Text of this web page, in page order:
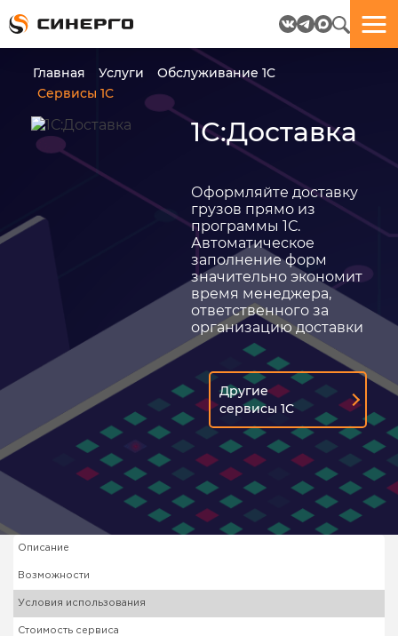
Главная Услуги
Обслуживание 1C
Сервисы 1С
1С:Доставка
Оформляйте доставку
грузов прямо из
программы 1С.
Автоматическое
заполнение форм
значительно экономит
время менеджера,
ответственного за
организацию доставки
Другие
сервисы 1С
Описание
Возможности
Условия использования
Стоимость сервиса
Отлично!
Данные
успешно
отправлены.
посмотрите
многие
любят
ЕЩЁ!
Отлично!
Бриф
отправлен.